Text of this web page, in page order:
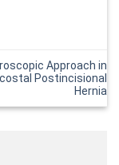
Approach in
Postincisional
Hernia